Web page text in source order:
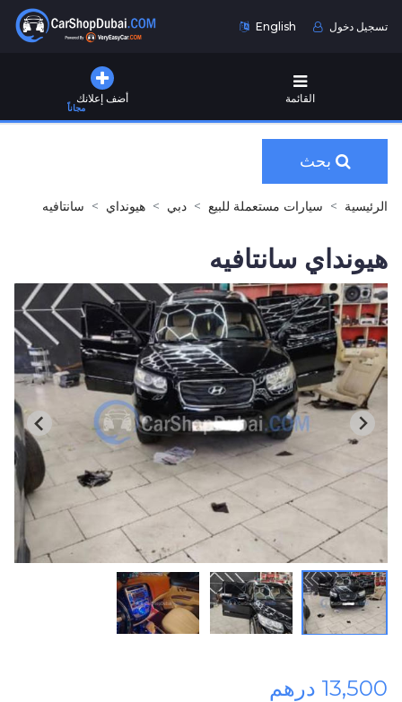
English تسجيل دخول
أضف إعلانك
مجاناً
القائمة
بحث
الرئيسية سيارات مستعملة للبيع دبي هيونداي سانتافيه
هيونداي سانتافيه
13,500 درهم